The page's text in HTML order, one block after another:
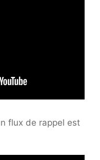
flux de rappel est